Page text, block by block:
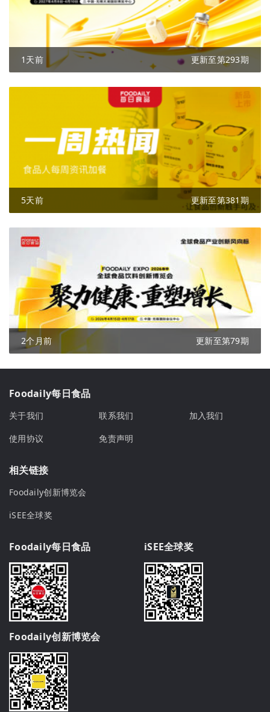
1天前 更新至第293期
5天前 更新至第381期
2个月前 更新至第79期
Foodaily每日食品
关于我们 联系我们
加入我们
使用协议
免责声明
相关链接
Foodaily创新博览会
iSEE全球奖
Foodaily每日食品 iSEE全球奖
Foodaily创新博览会